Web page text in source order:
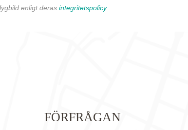
enligt deras integritetspolicy
FÖRFRÅGAN